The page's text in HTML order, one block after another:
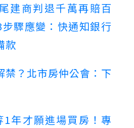
建商判退千萬再賠百
驟應變：快通知銀行
款
禁？北市房仲公會：下
1年才願進場買房！專